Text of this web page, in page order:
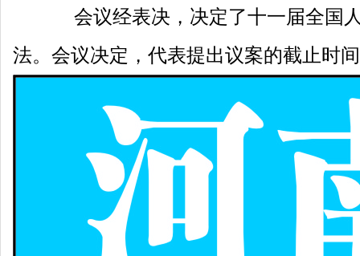
会议经表决，决定了十一届全国
法。会议决定，代表提出议案的截止时